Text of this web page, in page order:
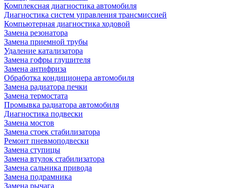
Комплексная диагностика автомобиля
Диагностика систем управления трансмиссией
Компьютерная диагностика ходовой
Замена резонатора
Замена приемной трубы
Удаление катализатора
Замена гофры глушителя
Замена антифриза
Обработка кондиционера автомобиля
Замена радиатора печки
Замена термостата
Промывка радиатора автомобиля
Диагностика подвески
Замена мостов
Замена стоек стабилизатора
Ремонт пневмоподвески
Замена ступицы
Замена втулок стабилизатора
Замена сальника привода
Замена подрамника
Замена рычага